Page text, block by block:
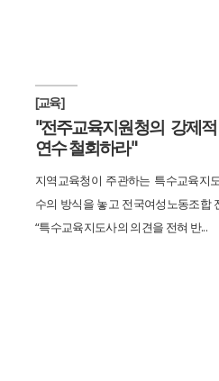
[교육]
"전주교육지원청의 강제
연수 철회하라"
지역교육청이 주관하는 특수교육지
수의 방식을 놓고 전국여성노동조합
“특수교육지도사의 의견을 전혀 반...